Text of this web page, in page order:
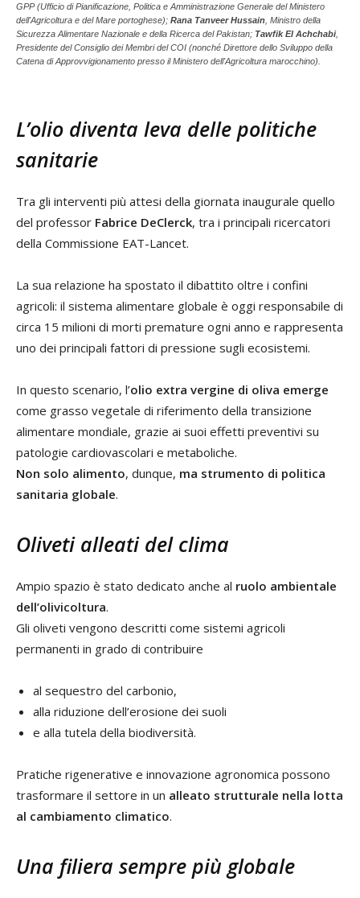
GPP (Ufficio di Pianificazione, Politica e Amministrazione Generale del Ministero
dell'Agricoltura e del Mare portoghese); Rana Tanveer Hussain , Ministro della
Sicurezza Alimentare Nazionale e della Ricerca del Pakistan; Tawfik El Achchabi,
Presidente del Consiglio dei Membri del COI (nonché Direttore dello Sviluppo della
Catena di Approvvigionamento presso il Ministero dell'Agricoltura marocchino).
L’olio diventa leva delle politiche
sanitarie
Tra gli interventi più attesi della giornata inaugurale quello
del professor Fabrice DeClerck, tra i principali ricercatori
della Commissione EAT-Lancet.
La sua relazione ha spostato il dibattito oltre i confini
agricoli: il sistema alimentare globale è oggi responsabile di
circa 15 milioni di morti premature ogni anno e rappresenta
uno dei principali fattori di pressione sugli ecosistemi.
In questo scenario, l’olio extra vergine di oliva emerge
come grasso vegetale di riferimento della transizione
alimentare mondiale, grazie ai suoi effetti preventivi su
patologie cardiovascolari e metaboliche.
Non solo alimento, dunque, ma strumento di politica
sanitaria globale.
Oliveti alleati del clima
Ampio spazio è stato dedicato anche al ruolo ambientale
dell’olivicoltura.
Gli oliveti vengono descritti come sistemi agricoli
permanenti in grado di contribuire
al sequestro del carbonio,
alla riduzione dell’erosione dei suoli
e alla tutela della biodiversità.
Pratiche rigenerative e innovazione agronomica possono
trasformare il settore in un alleato strutturale nella lotta
al cambiamento climatico.
Una filiera sempre più globale